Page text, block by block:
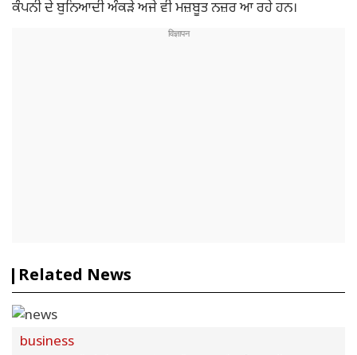
ਕੰਪਨੀ ਦੇ ਬੁਨਿਆਦੀ ਅੰਕੜੇ ਅਜੇ ਵੀ ਮਜ਼ਬੂਤ ਨਜ਼ਰ ਆ ਰਹੇ ਹਨ।
Related News
business